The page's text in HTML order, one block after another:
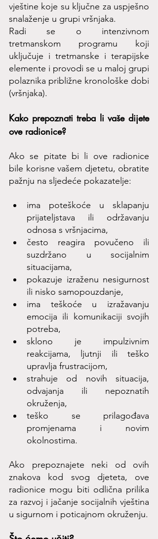
vještine koje su ključne za uspješno
snalaženje u grupi vršnjaka.
Radi se o intenzivnom
tretmanskom programu koji
uključuje i tretmanske i terapijske
elemente i provodi se u maloj grupi
polaznika približne kronološke dobi
(vršnjaka).
Kako prepoznati treba li vaše dijete
ove radionice?
Ako se pitate bi li ove radionice
bile korisne vašem djetetu, obratite
pažnju na sljedeće pokazatelje:
ima poteškoće u sklapanju
prijateljstava ili održavanju
odnosa s vršnjacima,
često reagira povučeno ili
suzdržano u socijalnim
situacijama,
pokazuje izraženu nesigurnost
ili nisko samopouzdanje,
ima teškoće u izražavanju
emocija ili komunikaciji svojih
potreba,
sklono je impulzivnim
reakcijama, ljutnji ili teško
upravlja frustracijom,
strahuje od novih situacija,
odvajanja ili nepoznatih
okruženja,
teško se prilagođava
promjenama i novim
okolnostima.
Ako prepoznajete neki od ovih
znakova kod svog djeteta, ove
radionice mogu biti odlična prilika
za razvoj i jačanje socijalnih vještina
u sigurnom i poticajnom okruženju.